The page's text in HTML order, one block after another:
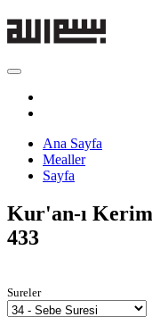
Ana Sayfa
Mealler
Sayfa
Kur'an-ı
433
Sureler